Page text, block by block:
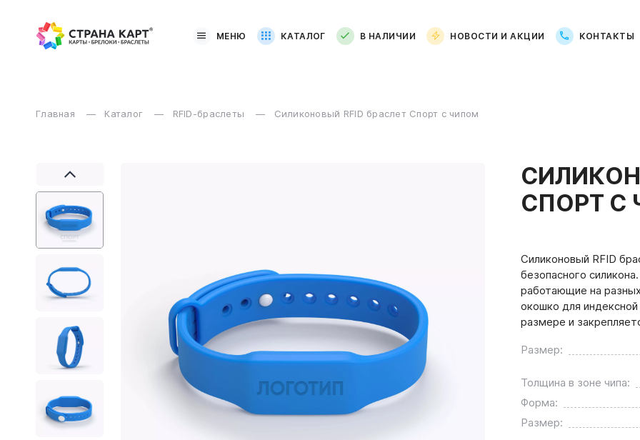
МЕНЮ КАТАЛОГ В НАЛИЧИИ НОВОСТИ И АКЦИИ КОНТАКТЫ
Главная Каталог RFID-браслеты Силиконовый RFID браслет Спорт с чипом
СПОРТ С
Силиконовый RFID
безопасного
работающие на
окошко для
размере и
Размер:
Толщина в зоне чипа:
Форма:
Размер: